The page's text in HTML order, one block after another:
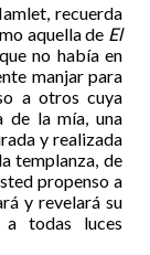
recuerda
aquella de El
no había en
manjar para
a otros cuya
de la mía, una
y realizada
templanza, de
propenso a
y revelará su
todas luces